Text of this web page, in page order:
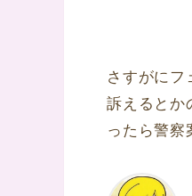
さすがに
訴えるとか
ったら警察